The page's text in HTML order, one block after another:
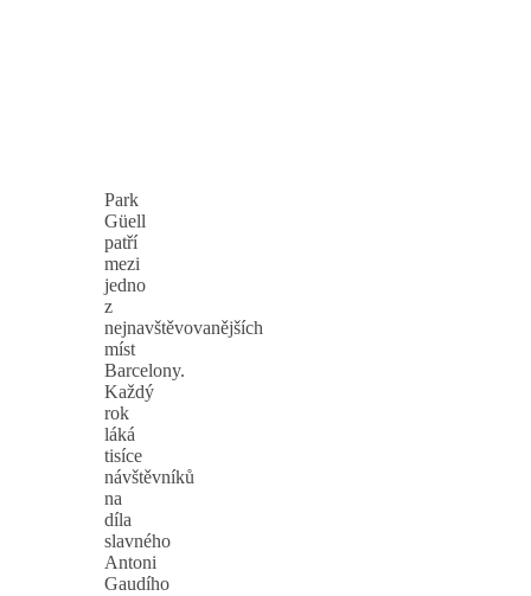
Park
Güell
patří
mezi
jedno
z
nejnavštěvovanějších
míst
Barcelony.
Každý
rok
láká
tisíce
návštěvníků
na
díla
slavného
Antoni
Gaudího